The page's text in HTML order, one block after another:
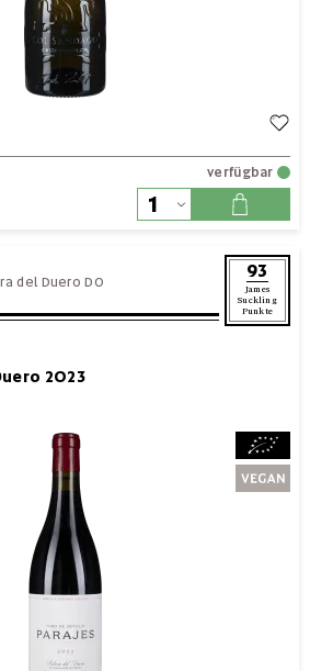
verfügbar
del Duero DO 93
James
Suckling
Punkte
2023